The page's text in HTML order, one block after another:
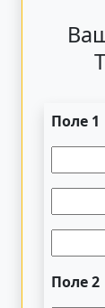
Поле 1
Поле 2